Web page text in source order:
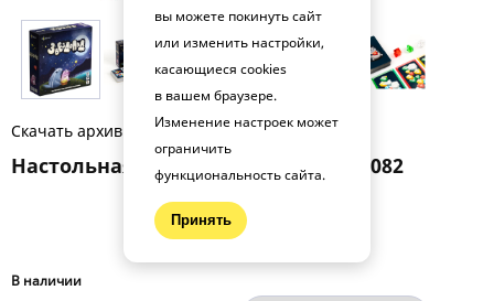
Скачать архив фото (.zip)
Настольная игра Звездопад BG-17082
602 руб.
В наличии
вы можете покинуть сайт
или изменить настройки,
касающиеся cookies
в вашем браузере.
Изменение настроек может
ограничить
функциональность сайта.
Принять